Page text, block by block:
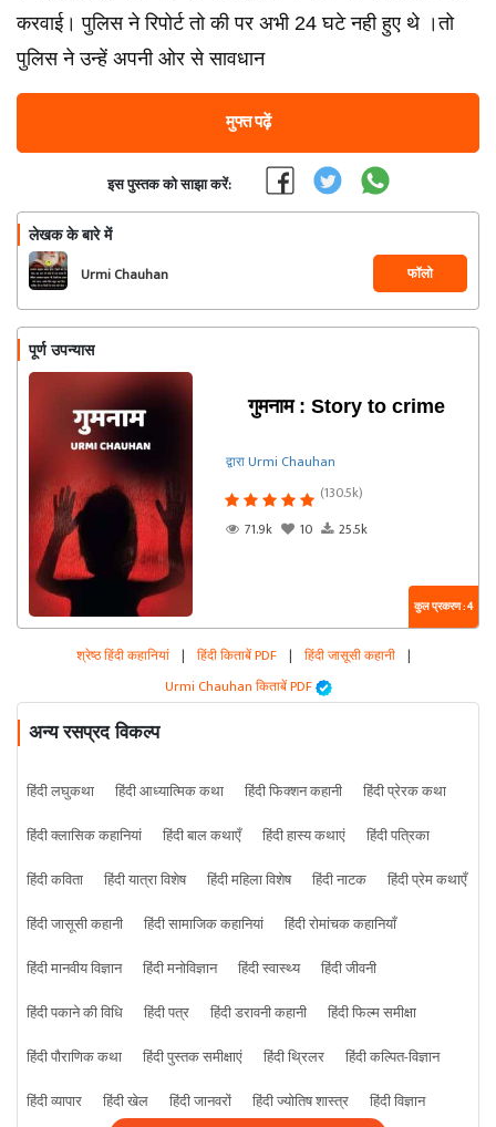
करवाई। पुलिस ने रिपोर्ट तो की पर अभी 24 घटे नही हुए थे ।तो
पुलिस ने उन्हें अपनी ओर से सावधान
मुफ्त पढ़ें
इस पुस्तक को साझा करें:
लेखक के बारे में
Urmi Chauhan फॉलो
पूर्ण उपन्यास
गुमनाम : Story to crime
द्वारा Urmi Chauhan
(130.5k)
71.9k
10 25.5k
कुल प्रकरण : 4
श्रेष्ठ हिंदी कहानियां | हिंदी किताबें PDF | हिंदी जासूसी कहानी |
Urmi Chauhan किताबें PDF
अन्य रसप्रद विकल्प
हिंदी लघुकथा हिंदी आध्यात्मिक कथा हिंदी फिक्शन कहानी
हिंदी प्रेरक कथा
हिंदी क्लासिक कहानियां
हिंदी बाल कथाएँ हिंदी हास्य कथाएं
हिंदी पत्रिका
हिंदी कविता
हिंदी यात्रा विशेष हिंदी महिला विशेष हिंदी नाटक
हिंदी प्रेम कथाएँ
हिंदी जासूसी कहानी
हिंदी सामाजिक कहानियां
हिंदी रोमांचक कहानियाँ
हिंदी मानवीय विज्ञान
हिंदी मनोविज्ञान हिंदी स्वास्थ्य
हिंदी जीवनी
हिंदी पकाने की विधि
हिंदी पत्र हिंदी डरावनी कहानी
हिंदी फिल्म समीक्षा
हिंदी पौराणिक कथा
हिंदी पुस्तक समीक्षाएं हिंदी थ्रिलर
हिंदी कल्पित-विज्ञान
हिंदी व्यापार
हिंदी खेल हिंदी जानवरों हिंदी ज्योतिष शास्त्र हिंदी विज्ञान